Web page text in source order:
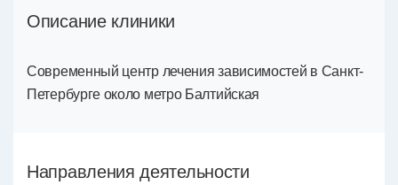
Описание клиники
Современный центр лечения зависимостей в Санкт-
Петербурге около метро Балтийская
Направления деятельности